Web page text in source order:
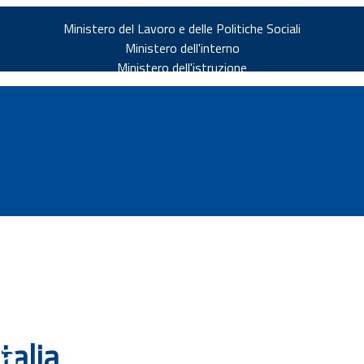
Ministero del Lavoro e delle Politiche Sociali
Ministero dell'interno
Ministero dell'istruzione